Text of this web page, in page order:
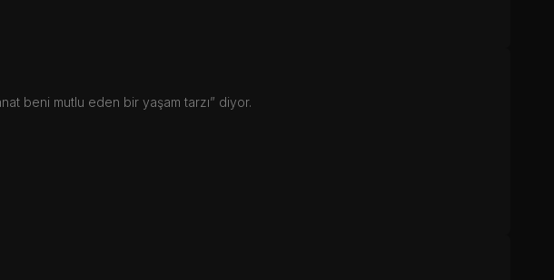
beni mutlu eden bir yaşam tarzı” diyor.